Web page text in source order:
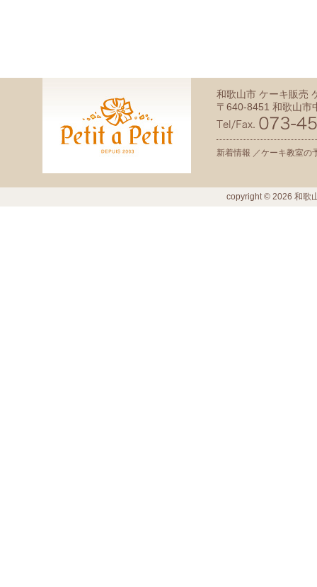
和歌山市 ケーキ販売
〒640-8451 和歌山市
新着情報 ／ケーキ教室の
copyright © 2026 和歌